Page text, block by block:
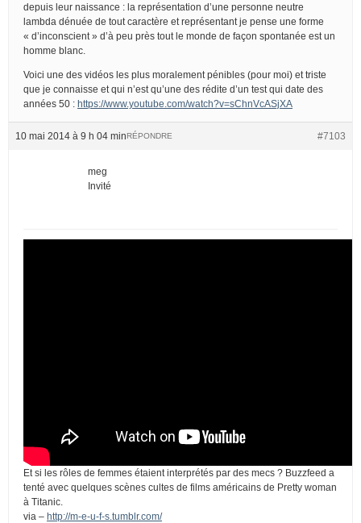
depuis leur naissance : la représentation d’une personne neutre
lambda dénuée de tout caractère et représentant je pense une forme
« d’inconscient » d’à peu près tout le monde de façon spontanée est un
homme blanc.
Voici une des vidéos les plus moralement pénibles (pour moi) et triste
que je connaisse et qui n’est qu’une des rédite d’un test qui date des
années 50 : https://www.youtube.com/watch?v=sChnVcASjXA
10 mai 2014 à 9 h 04 min #7103
RÉPONDRE
meg
Invité
Et si les rôles de femmes étaient interprétés par des mecs ? Buzzfeed a
tenté avec quelques scènes cultes de films américains de Pretty woman
à Titanic.
via – http://m-e-u-f-s.tumblr.com/